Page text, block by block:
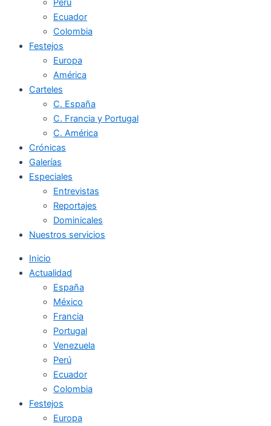
Perú
Ecuador
Colombia
Festejos
Europa
América
Carteles
C. España
C. Francia y Portugal
C. América
Crónicas
Galerías
Especiales
Entrevistas
Reportajes
Dominicales
Nuestros servicios
Inicio
Actualidad
España
México
Francia
Portugal
Venezuela
Perú
Ecuador
Colombia
Festejos
Europa